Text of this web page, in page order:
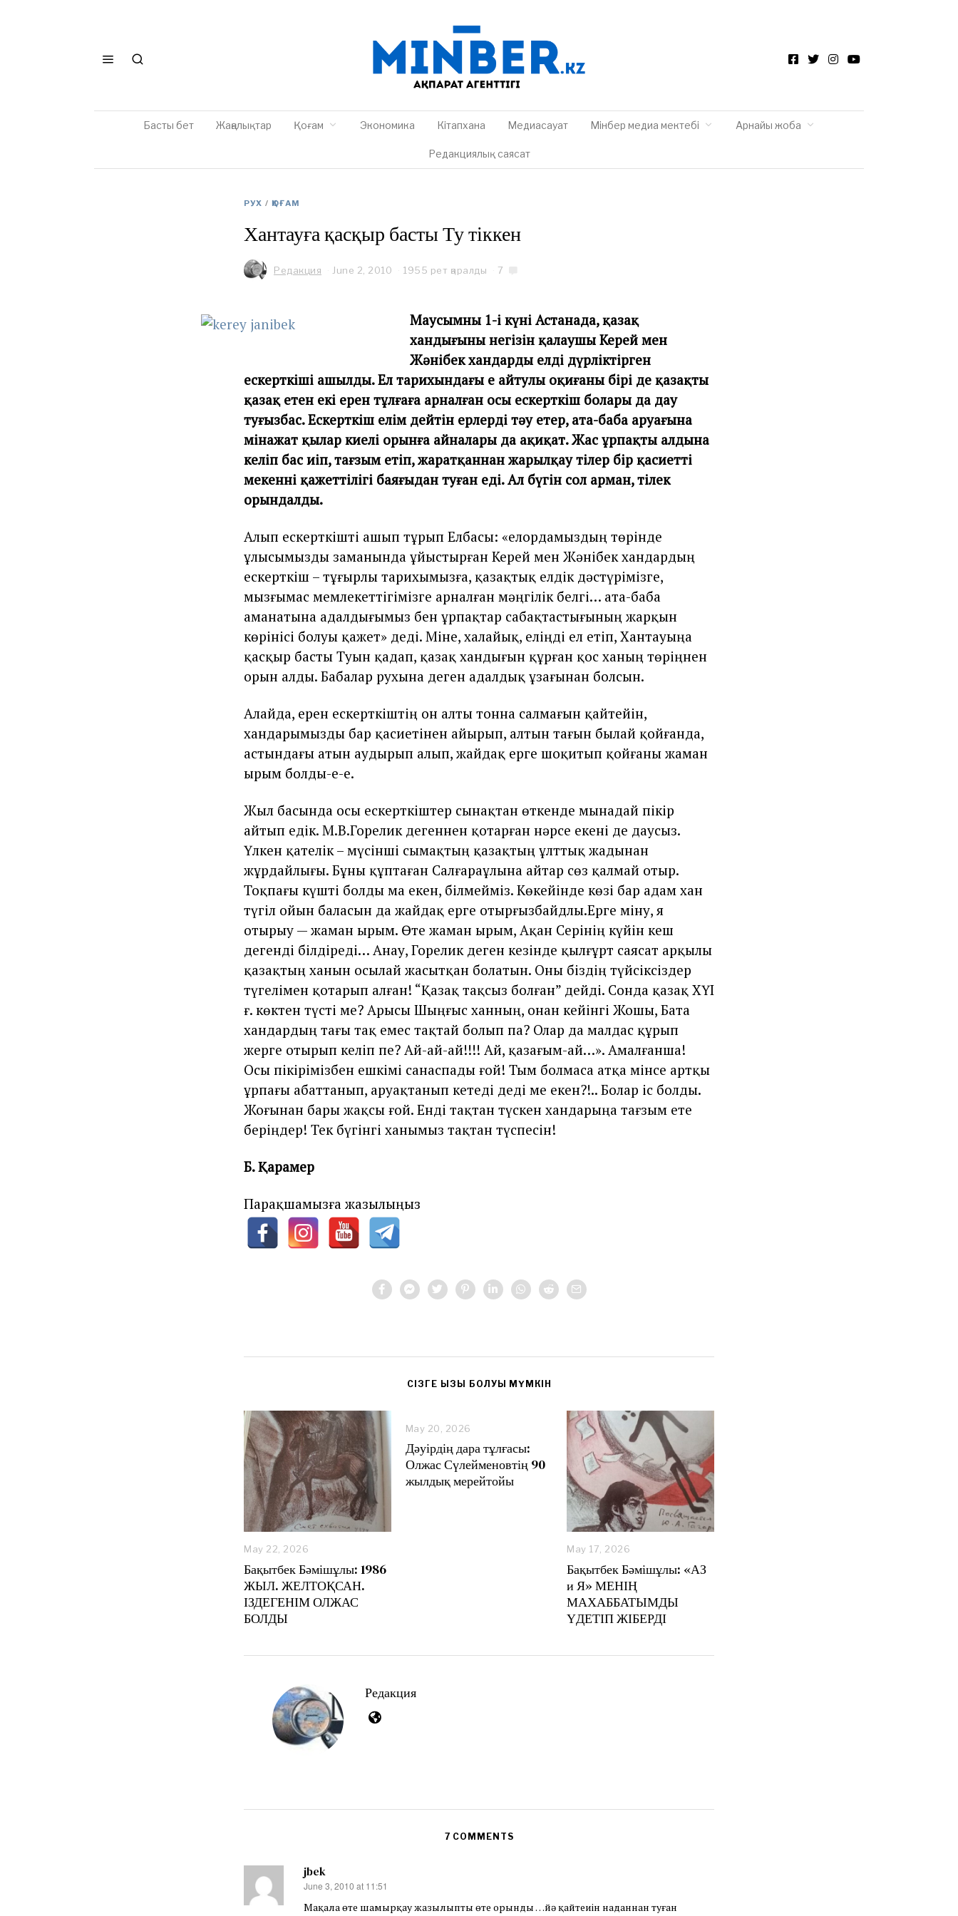
Басты бет Жаңалықтар Қоғам Экономика Кітапхана Медиасауат Мінбер медиа мектебі Арнайы жоба
Редакциялық саясат
РУХ / ҚОҒАМ
Хантауға қасқыр басты Ту тіккен
Редакция June 2, 2010 1955 рет қаралды 7
Маусымның 1-і күні Астанада, қазақ
хандығының негізін қалаушы Керей мен
Жәнібек хандардың елді дүрліктірген
ескерткіші ашылды. Ел тарихындағы ең айтулы оқиғаның бірі де қазақты
қазақ етен екі ерен тұлғаға арналған осы ескерткіш болары да дау
туғызбас. Ескерткіш елім дейтін ерлердің тәу етер, ата-баба аруағына
мінажат қылар киелі орынға айналары да ақиқат. Жас ұрпақтың алдына
келіп бас иіп, тағзым етіп, жаратқаннан жарылқау тілер бір қасиетті
мекеннің қажеттілігі баяғыдан туған еді. Ал бүгін сол арман, тілек
орындалды.
Алып ескерткішті ашып тұрып Елбасы: «елордамыздың төрінде
ұлысымызды заманында ұйыстырған Керей мен Жәнібек хандардың
ескерткіш – тұғырлы тарихымызға, қазақтық елдік дәстүрімізге,
мызғымас мемлекеттігімізге арналған мәңгілік белгі… ата-баба
аманатына адалдығымыз бен ұрпақтар сабақтастығының жарқын
көрінісі болуы қажет» деді. Міне, халайық, еліңді ел етіп, Хантауыңа
қасқыр басты Туын қадап, қазақ хандығын құрған қос ханың төріңнен
орын алды. Бабалар рухына деген адалдық ұзағынан болсын.
Алайда, ерен ескерткіштің он алты тонна салмағын қайтейін,
хандарымызды бар қасиетінен айырып, алтын тағын былай қойғанда,
астындағы атын аудырып алып, жайдақ ерге шоқитып қойғаны жаман
ырым болды-е-е.
Жыл басында осы ескерткіштер сынақтан өткенде мынадай пікір
айтып едік. М.В.Горелик дегеннен қотарған нәрсе екені де даусыз.
Үлкен қателік – мүсінші сымақтың қазақтың ұлттық жадынан
жұрдайлығы. Бұны құптаған Салғараұлына айтар сөз қалмай отыр.
Тоқпағы күшті болды ма екен, білмейміз. Көкейінде көзі бар адам хан
түгіл ойын баласын да жайдақ ерге отырғызбайдлы.Ерге міну, я
отырыу — жаман ырым. Өте жаман ырым, Ақан Серінің күйін кеш
дегенді білдіреді… Анау, Горелик деген кезінде қылғұрт саясат арқылы
қазақтың ханын осылай жасытқан болатын. Оны біздің түйсіксіздер
түгелімен қотарып алған! “Қазақ тақсыз болған” дейді. Сонда қазақ ХҮІ
ғ. көктен түсті ме? Арысы Шыңғыс ханның, онан кейінгі Жошы, Бата
хандардың тағы тақ емес тақтай болып па? Олар да малдас құрып
жерге отырып келіп пе? Ай-ай-ай!!!! Ай, қазағым-ай…». Амалғанша!
Осы пікірімізбен ешкімі санаспады ғой! Тым болмаса атқа мінсе артқы
ұрпағы абаттанып, аруақтанып кетеді деді ме екен?!.. Болар іс болды.
Жоғынан бары жақсы ғой. Енді тақтан түскен хандарыңа тағзым ете
беріңдер! Тек бүгінгі ханымыз тақтан түспесін!
Б. Қарамер
Парақшамызға жазылыңыз
CІЗГЕ ҚЫЗЫҚ БОЛУЫ МҮМКІН
May 22, 2026
Бақытбек Бәмішұлы: 1986
ЖЫЛ. ЖЕЛТОҚСАН.
ІЗДЕГЕНІМ ОЛЖАС
БОЛДЫ
May 20, 2026
y
2
0
Дәуірдің дара тұлғасы:
Олжас Сүлейменовтің 90
жылдық мерейтойы
May 17, 2026
y
1
7
,
2
Бақытбек Бәмішұлы: «АЗ
и Я» МЕНІҢ
МАХАББАТЫМДЫ
ҮДЕТІП ЖІБЕРДІ
Редакция
7 COMMENTS
jbek
says:
June 3, 2010 at 11:51
Мақала өте шамырқау жазылыпты өте орынды …йә қайтеиін наданнан туған